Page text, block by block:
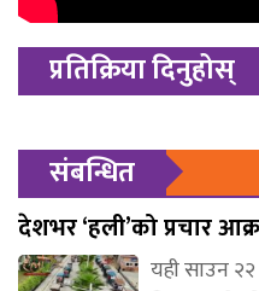
प्रतिक्रिया दिनुहोस्
संबन्धित
देशभर ‘हली’को प्रचार
यही साउन